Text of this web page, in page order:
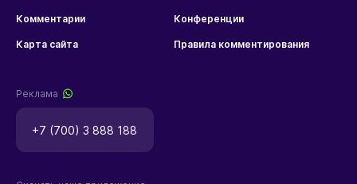
Комментарии Конференции
Карта сайта Правила комментирования
Реклама
+7 (700) 3 888 188